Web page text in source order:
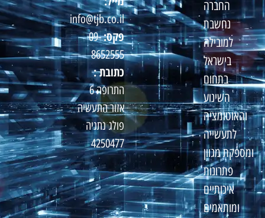
החברה
נחשבת
למובילה
בישראל
בתחום
השינוע
והאוטומציה
לתעשייה
ומספקת מגוון
פתרונות
איכותיים
ומותאמים
info@tjb.co.il
פקס:09-
8652555
כתובת :
התרופה 6
אזור התעשיה
פולג נתניה
4250477